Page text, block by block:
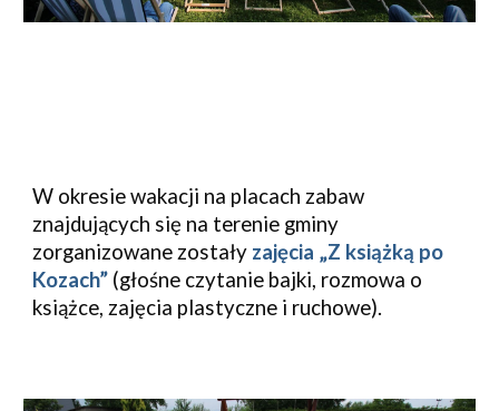
W okresie wakacji na placach zabaw
znajdujących się na terenie gminy
zorganizowane zostały zajęcia „Z książką po
Kozach” (głośne czytanie bajki, rozmowa o
książce, zajęcia plastyczne i ruchowe).